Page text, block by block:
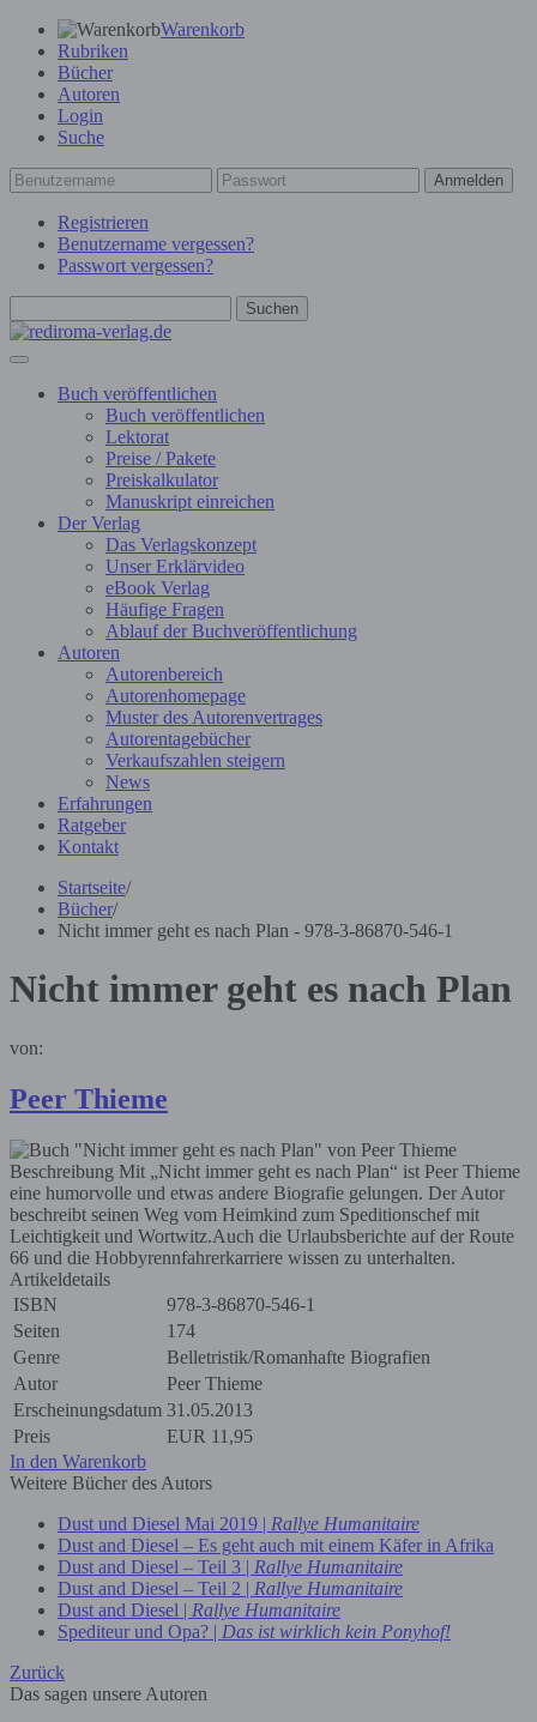
Warenkorb
Rubriken
Bücher
Autoren
Login
Suche
Anmelden
Registrieren
Benutzername vergessen?
Passwort vergessen?
Suchen
Buch veröffentlichen
Buch veröffentlichen
Lektorat
Preise / Pakete
Preiskalkulator
Manuskript einreichen
Der Verlag
Das Verlagskonzept
Unser Erklärvideo
eBook Verlag
Häufige Fragen
Ablauf der Buchveröffentlichung
Autoren
Autorenbereich
Autorenhomepage
Muster des Autorenvertrages
Autorentagebücher
Verkaufszahlen steigern
News
Erfahrungen
Ratgeber
Kontakt
Startseite/
Bücher/
Nicht immer geht es nach Plan - 978-3-86870-546-1
Nicht immer geht es nach Plan
von:
Peer Thieme
Beschreibung Mit „Nicht immer geht es nach Plan“ ist Peer Thieme
eine humorvolle und etwas andere Biografie gelungen. Der Autor
beschreibt seinen Weg vom Heimkind zum Speditionschef mit
Leichtigkeit und Wortwitz.Auch die Urlaubsberichte auf der Route
66 und die Hobbyrennfahrerkarriere wissen zu unterhalten.
Artikeldetails
ISBN
978-3-86870-546-1
Seiten
174
Genre
Belletristik/Romanhafte Biografien
Autor
Peer Thieme
Erscheinungsdatum 31.05.2013
Preis
EUR 11,95
In den Warenkorb
Weitere Bücher des Autors
Dust und Diesel Mai 2019 | Rallye Humanitaire
Dust and Diesel – Es geht auch mit einem Käfer in Afrika
Dust and Diesel – Teil 3 | Rallye Humanitaire
Dust and Diesel – Teil 2 | Rallye Humanitaire
Dust and Diesel | Rallye Humanitaire
Spediteur und Opa? | Das ist wirklich kein Ponyhof!
Zurück
Das sagen unsere Autoren